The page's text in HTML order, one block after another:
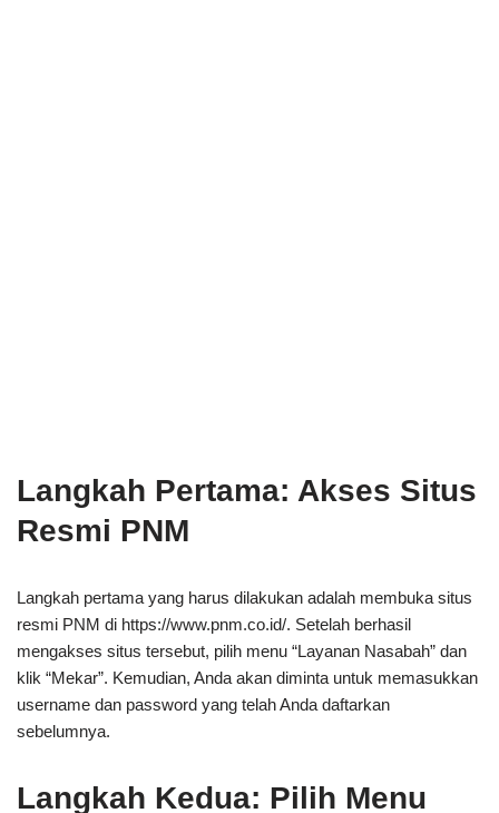
Langkah Pertama: Akses Situs
Resmi PNM
Langkah pertama yang harus dilakukan adalah membuka situs
resmi PNM di https://www.pnm.co.id/. Setelah berhasil
mengakses situs tersebut, pilih menu “Layanan Nasabah” dan
klik “Mekar”. Kemudian, Anda akan diminta untuk memasukkan
username dan password yang telah Anda daftarkan
sebelumnya.
Langkah Kedua: Pilih Menu